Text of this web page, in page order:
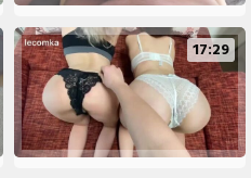
17:29